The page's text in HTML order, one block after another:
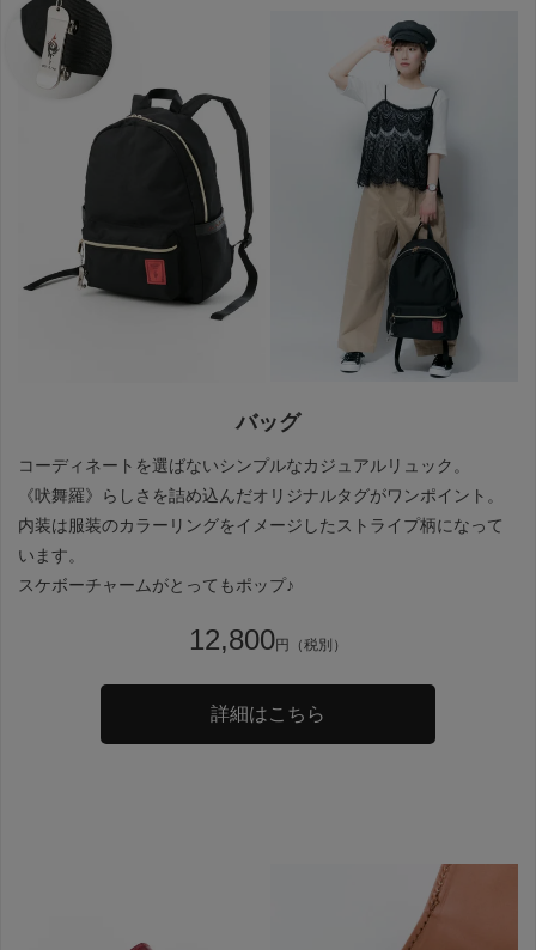
バッグ
コーディネートを選ばないシンプルなカジュアルリュック。
《吠舞羅》らしさを詰め込んだオリジナルタグがワンポイント。
内装は服装のカラーリングをイメージしたストライプ柄になって
います。
スケボーチャームがとってもポップ♪
12,800円（税別）
詳細はこちら